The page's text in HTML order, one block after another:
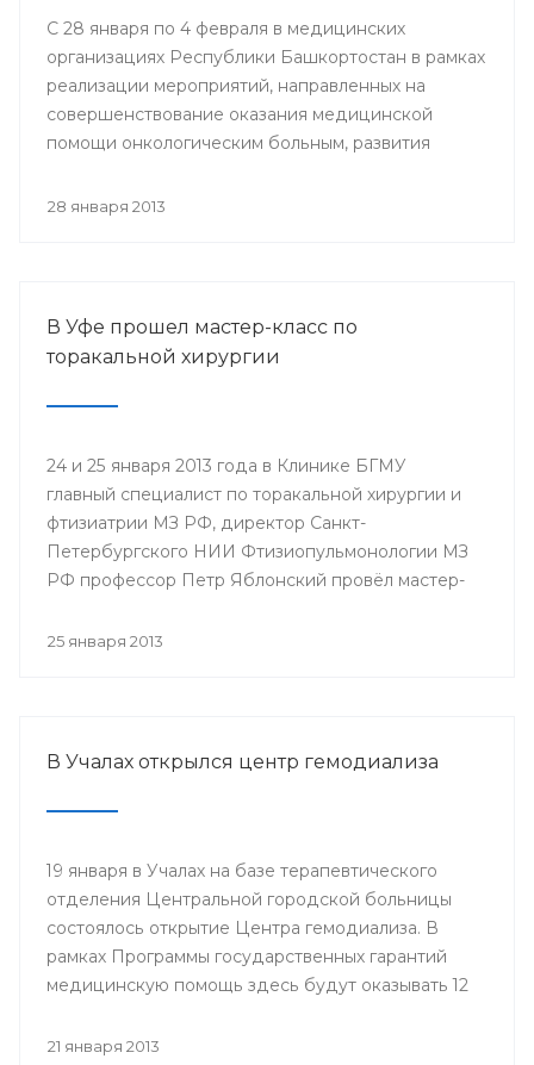
С 28 января по 4 февраля в медицинских
организациях Республики Башкортостан в рамках
реализации мероприятий, направленных на
совершенствование оказания медицинской
помощи онкологическим больным, развития
поддержки инициативы «Международного союза
28 января 2013
В Уфе прошел мастер-класс по
торакальной хирургии
24 и 25 января 2013 года в Клинике БГМУ
главный специалист по торакальной хирургии и
фтизиатрии МЗ РФ, директор Санкт-
Петербургского НИИ Фтизиопульмонологии МЗ
РФ профессор Петр Яблонский провёл мастер-
доступы в торакальной хирургии». С новыми
ординаторы, интерны и студенты старших
25 января 2013
В Учалах открылся центр гемодиализа
19 января в Учалах на базе терапевтического
отделения Центральной городской больницы
состоялось открытие Центра гемодиализа. В
рамках Программы государственных гарантий
медицинскую помощь здесь будут оказывать 12
недостаточностью.
21 января 2013